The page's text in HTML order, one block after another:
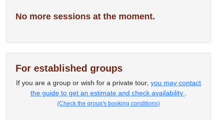
No more sessions at the moment.
For established groups
If you are a group or wish for a private tour, you may contact
the guide to get an estimate and check availability
(Check the group's booking conditions)